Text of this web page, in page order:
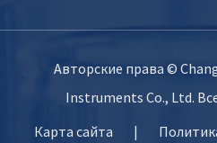
Авторские права ©
Instruments Co., Ltd.
Карта сайта
|